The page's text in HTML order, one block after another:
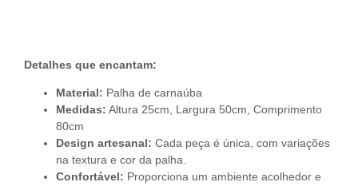
Detalhes que encantam:
Material: Palha de carnaúba
Medidas: Altura 25cm, Largura 50cm, Comprimento
80cm
Design artesanal: Cada peça é única, com variações
na textura e cor da palha.
Confortável: Proporciona um ambiente acolhedor e